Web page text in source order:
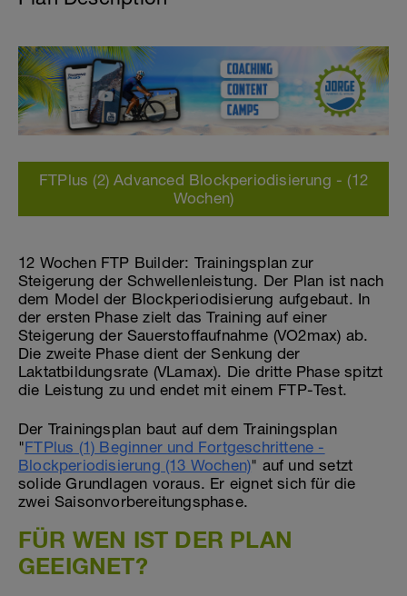
FTPlus (2) Advanced Blockperiodisierung - (12
Wochen)
12 Wochen FTP Builder: Trainingsplan zur
Steigerung der Schwellenleistung. Der Plan ist nach
dem Model der Blockperiodisierung aufgebaut. In
der ersten Phase zielt das Training auf einer
Steigerung der Sauerstoffaufnahme (VO2max) ab.
Die zweite Phase dient der Senkung der
Laktatbildungsrate (VLamax). Die dritte Phase spitzt
die Leistung zu und endet mit einem FTP-Test.
Der Trainingsplan baut auf dem Trainingsplan
"FTPlus (1) Beginner und Fortgeschrittene -
Blockperiodisierung (13 Wochen)" auf und setzt
solide Grundlagen voraus. Er eignet sich für die
zwei Saisonvorbereitungsphase.
FÜR WEN IST DER PLAN
GEEIGNET?